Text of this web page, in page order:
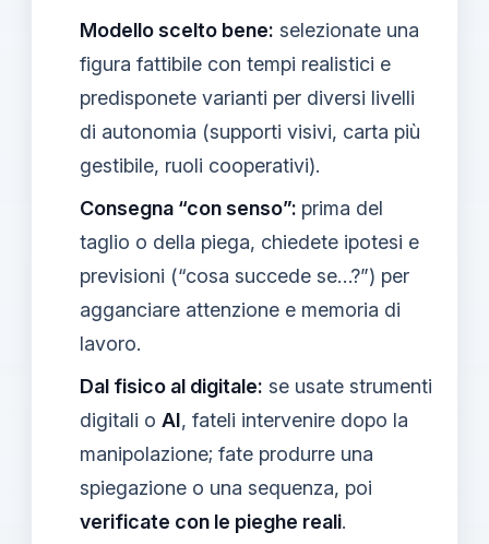
Modello scelto bene: selezionate una
figura fattibile con tempi realistici e
predisponete varianti per diversi livelli
di autonomia (supporti visivi, carta più
gestibile, ruoli cooperativi).
Consegna “con senso”: prima del
taglio o della piega, chiedete ipotesi e
previsioni (“cosa succede se…?”) per
agganciare attenzione e memoria di
lavoro.
Dal fisico al digitale: se usate strumenti
digitali o AI, fateli intervenire dopo la
manipolazione; fate produrre una
spiegazione o una sequenza, poi
verificate con le pieghe reali.